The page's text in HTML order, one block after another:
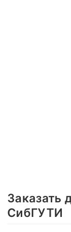
Заказать
СибГУТИ